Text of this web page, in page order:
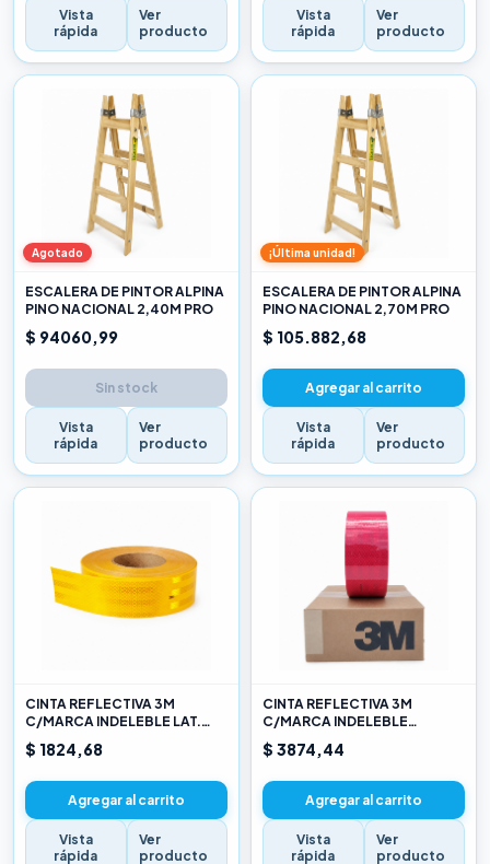
Vista
rápida
Ver
producto
Vista
rápida
Ver
producto
Agotado
ESCALERA DE PINTOR ALPINA
PINO NACIONAL 2,40M PRO
$ 94060,99
Sin stock
Vista
rápida
Ver
producto
¡Última unidad!
ESCALERA DE PINTOR ALPINA
PINO NACIONAL 2,70M PRO
$ 105.882,68
Agregar al carrito
Vista
rápida
Ver
producto
CINTA REFLECTIVA 3M
C/MARCA INDELEBLE LAT.
$ 1824,68
Agregar al carrito
Vista
rápida
Ver
producto
CINTA REFLECTIVA 3M
C/MARCA INDELEBLE
TRASERA BLANCA Y ROJO X
METRO
$ 3874,44
Agregar al carrito
Vista
rápida
Ver
producto